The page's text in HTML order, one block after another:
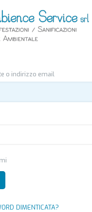
o indirizzo email
DIMENTICATA?